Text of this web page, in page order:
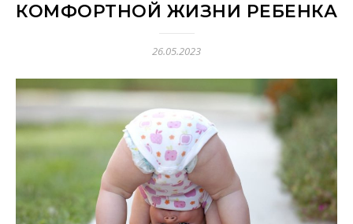
КОМФОРТНОЙ ЖИЗНИ РЕБЕНКА
26.05.2023